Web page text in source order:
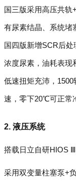
国三版采用高压共轨
有尿素结晶、系统堵
国四版新增SCR后
浓度尿素，油耗表现
低速扭矩充沛，
速，零下20℃可正常
2. 液压系统
搭载日立自研HIOS
采用双变量柱塞泵+